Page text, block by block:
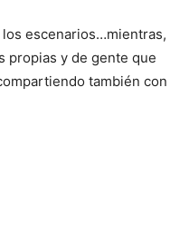
escenarios…mientras,
propias y de gente que
también con